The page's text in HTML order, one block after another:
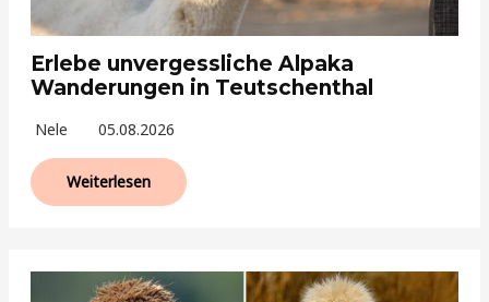
Erlebe unvergessliche Alpaka
Wanderungen in Teutschenthal
Nele 05.08.2026
Weiterlesen